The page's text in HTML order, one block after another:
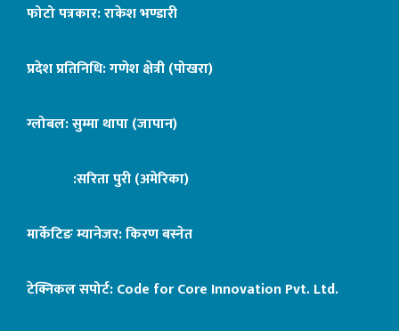
फोटो पत्रकार: राकेश भण्डारी
प्रदेश प्रतिनिधि: गणेश क्षेत्री (पोखरा)
ग्लोबल: सुम्मा थापा (जापान)
:सरिता पुरी (अमेरिका)
मार्केटिङ म्यानेजर: किरण बस्नेत
टेक्निकल सपोर्ट:Code for Core Innovation Pvt. Ltd.